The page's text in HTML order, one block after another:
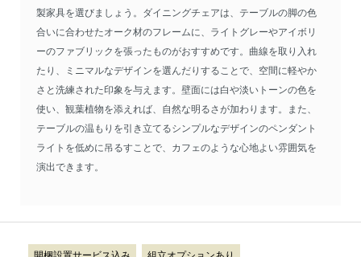
製家具を選びましょう。ダイニングチェアは、テーブルの脚の色
合いに合わせたオーク材のフレームに、ライトグレーやアイボリ
ーのファブリックを張ったものがおすすめです。曲線を取り入れ
たり、ミニマルなデザインを選んだりすることで、空間に軽やか
さと洗練された印象を与えます。壁面には白や淡いトーンの色を
使い、観葉植物を添えれば、自然な明るさが加わります。また、
テーブルの温もりを引き立てるシンプルなデザインのペンダント
ライトを低めに吊るすことで、カフェのような心地よい雰囲気を
演出できます。